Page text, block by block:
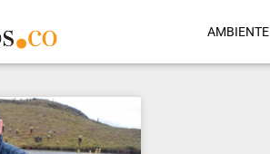
AMBIENTE